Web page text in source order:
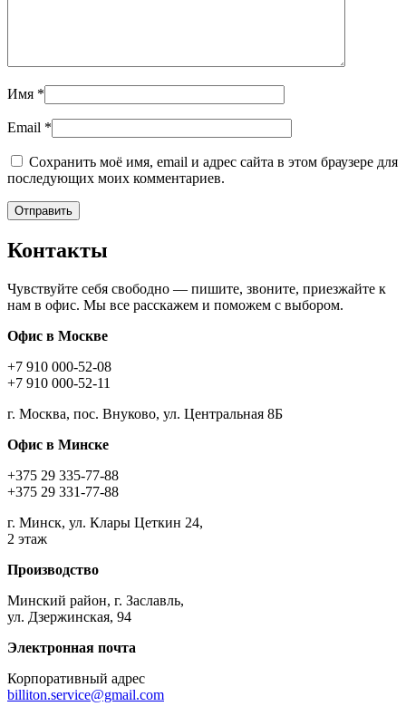
Имя *
Email *
Сохранить моё имя, email и адрес сайта в этом браузере для
последующих моих комментариев.
Контакты
Чувствуйте себя свободно — пишите, звоните, приезжайте к
нам в офис. Мы все расскажем и поможем с выбором.
Офис в Москве
+7 910 000-52-08
+7 910 000-52-11
г. Москва, пос. Внуково, ул. Центральная 8Б
Офис в Минске
+375 29 335-77-88
+375 29 331-77-88
г. Минск, ул. Клары Цеткин 24,
2 этаж
Производство
Минский район, г. Заславль,
ул. Дзержинская, 94
Электронная почта
Корпоративный адрес
billiton.service@gmail.com